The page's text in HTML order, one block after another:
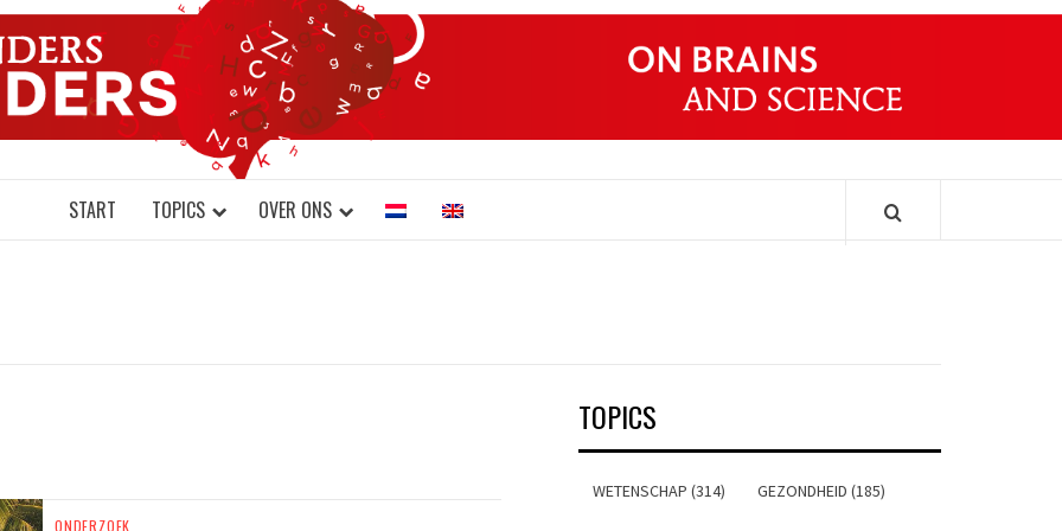
DONDERS WONDERS
BRAINS AND SCIENCE
START TOPICS OVER ONS
ONDERZOEK
TOPICS
WETENSCHAP (314) GEZONDHEID (185)